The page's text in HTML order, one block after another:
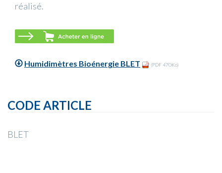
réalisé.
Humidimètres Bioénergie BLET (PDF 470Ko)
CODE ARTICLE
BLET